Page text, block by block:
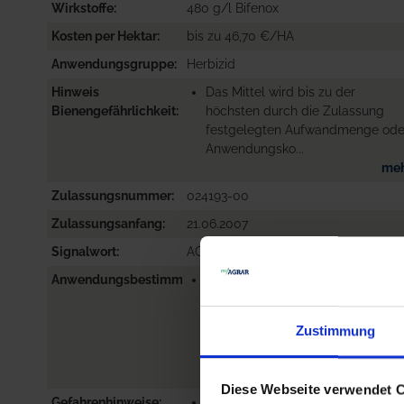
Zustimmung
Diese Webseite verwendet
Wirkstoffe 480 g/l Bifenox
Kosten per Hektar
bis zu 46,70 €/HA
Anwendungsgruppe
Herbizid
Hinweis
Bienengefährlichkeit
Das Mittel wird bis zu der
höchsten durch die Zulassung
festgelegten Aufwandmenge
Anwendungsko...
Zulassungsnummer 024193-00
Zulassungsanfang
21.06.2007
Signalwort
ACHTUNG
AnwendungsbestimmungenNB6641-DAS MITTEL WIRD BIS ZU
AUFWANDMENGE ODER
ANWEN...